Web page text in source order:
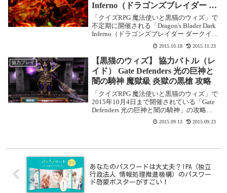
Inferno（ドラゴンズブレイダー ダ
ークインフェルノ）」【覇級 地底
に轟く悪意】の咆哮 攻略
「クイズRPG 魔法使いと黒猫のウィズ」で
不定期に開催される「Dragon's Blader Dark
Inferno（ドラゴンズブレイダー ダークイン
フェルノ）」の攻略記事です。 ここでは
「覇級 地底に轟く悪意の咆哮」を攻略しま
す。「Dr...
2015.10.18 2015.11.23
協力プレイ
【黒猫のウィズ】 協力バトル（レ
イド） Gate Defenders 光の巨神と
闇の騎神 魔獄級 炎獄の黒槍 攻略
「クイズRPG 魔法使いと黒猫のウィズ」で
2015年10月4日まで開催されている「Gate
Defenders 光の巨神と闇の騎神」の攻略記
事です。 ここでは「魔獄級 炎獄の黒槍」
を攻略します。魔獄級 炎獄の黒槍 基本情
2015.09.13 2015.09.23
あなたのパスワードは大丈夫？IPA（独立
行政法人 情報処理推進機構）のパスワー
ド啓蒙ポスターがすごい！